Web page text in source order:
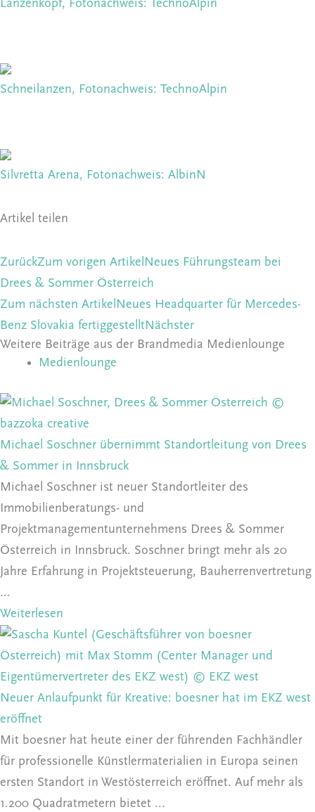
Lanzenkopf, Fotonachweis: TechnoAlpin
Schneilanzen, Fotonachweis: TechnoAlpin
Silvretta Arena, Fotonachweis: AlbinN
Artikel teilen
ZurückZum vorigen ArtikelNeues Führungsteam bei
Drees & Sommer Österreich
Zum nächsten ArtikelNeues Headquarter für Mercedes-
Benz Slovakia fertiggestelltNächster
Weitere Beiträge aus der Brandmedia Medienlounge
Medienlounge
Michael Soschner übernimmt Standortleitung von Drees
& Sommer in Innsbruck
Michael Soschner ist neuer Standortleiter des
Immobilienberatungs- und
Projektmanagementunternehmens Drees & Sommer
Österreich in Innsbruck. Soschner bringt mehr als 20
Jahre Erfahrung in Projektsteuerung, Bauherrenvertretung
...
Weiterlesen
Neuer Anlaufpunkt für Kreative: boesner hat im EKZ west
eröffnet
Mit boesner hat heute einer der führenden Fachhändler
für professionelle Künstlermaterialien in Europa seinen
ersten Standort in Westösterreich eröffnet. Auf mehr als
1.200 Quadratmetern bietet ...